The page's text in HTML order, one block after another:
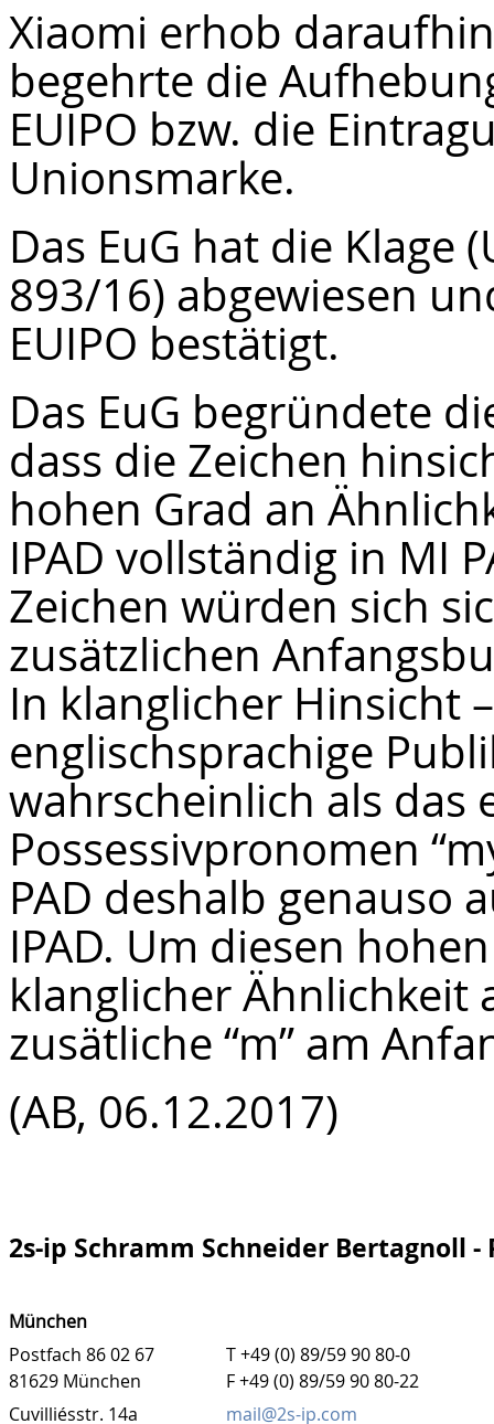
Xiaomi erhob
begehrte die
EUIPO bzw. die
Unionsmarke.
Das EuG hat die Klage
893/16) abgewiesen
EUIPO bestätigt.
Das EuG begründete
dass die Zeichen
hohen Grad an
IPAD vollständig in MI
Zeichen würden sich
zusätzlichen
In klanglicher Hinsicht
englischsprachige
wahrscheinlich als das
Possessivpronomen
PAD deshalb genauso
IPAD. Um diesen
klanglicher Ähnlichkeit
zusätliche “m” am
(AB, 06.12.2017)
2s-ip Schramm Schneider Bertagnoll
München
Postfach 86 02 67
81629 München
T +49 (0) 89/59 90 80-0
F +49 (0) 89/59 90 80-22
Cuvilliésstr. 14a
mail@2s-ip.com